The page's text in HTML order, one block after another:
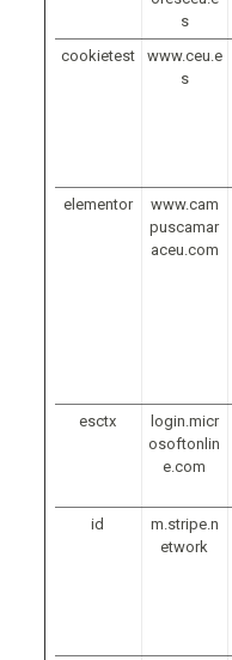
s
cookietest
www.ceu.e
s
elementor
www.cam
puscamar
aceu.com
esctx
login.micr
osoftonlin
e.com
id
m.stripe.n
etwork